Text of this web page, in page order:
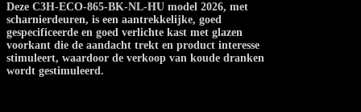
Deze C3H-ECO-865-BK-NL-HU model 2026, met
scharnierdeuren, is een aantrekkelijke, goed
gespecificeerde en goed verlichte kast met glazen
voorkant die de aandacht trekt en product interesse
stimuleert, waardoor de verkoop van koude dranken
wordt gestimuleerd.